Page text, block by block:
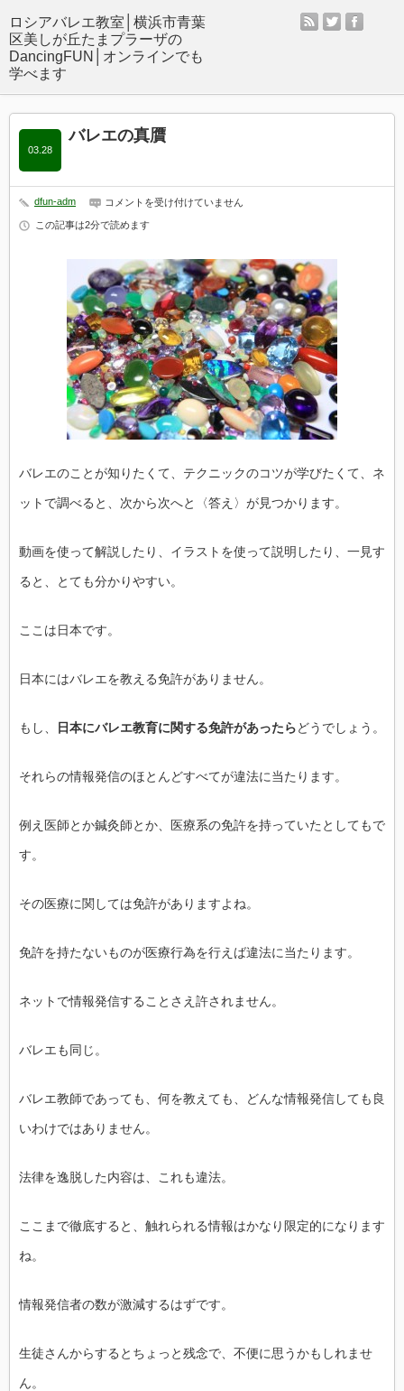
rss twitter
バレエの真贋
03.28
dfun-adm
バ
エ
贋
は
コメントを受け付けていません
この記事は2分で読めます
バレエのことが知りたくて、テクニックのコツが学びたくて、 ネ
ットで調べると、次から次へと〈答え〉が見つかります。
動画を使って解説したり、イラストを使って説明したり、 一見す
ると、とても分かりやすい。
ここは日本です。
日本にはバレエを教える免許がありません。
もし、 日本にバレエ教育に関する免許があったらどうでしょう。
それらの情報発信のほとんどすべてが違法に当たります。
例え医師とか鍼灸師とか、 医療系の免許を持っていたとしてもで
す。
その医療に関しては免許がありますよね。
免許を持たないものが医療行為を行えば違法に当たります。
ネットで情報発信することさえ許されません。
バレエも同じ。
バレエ教師であっても、何を教えても、 どんな情報発信しても良
いわけではありません。
法律を逸脱した内容は、これも違法。
ここまで徹底すると、 触れられる情報はかなり限定的になります
ね。
情報発信者の数が激減するはずです。
生徒さんからするとちょっと残念で、不便に思うかもしれませ
ん。